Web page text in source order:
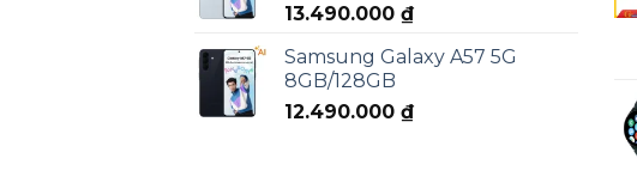
13.490.000 ₫
Samsung Galaxy A57 5G
8GB/128GB
12.490.000 ₫